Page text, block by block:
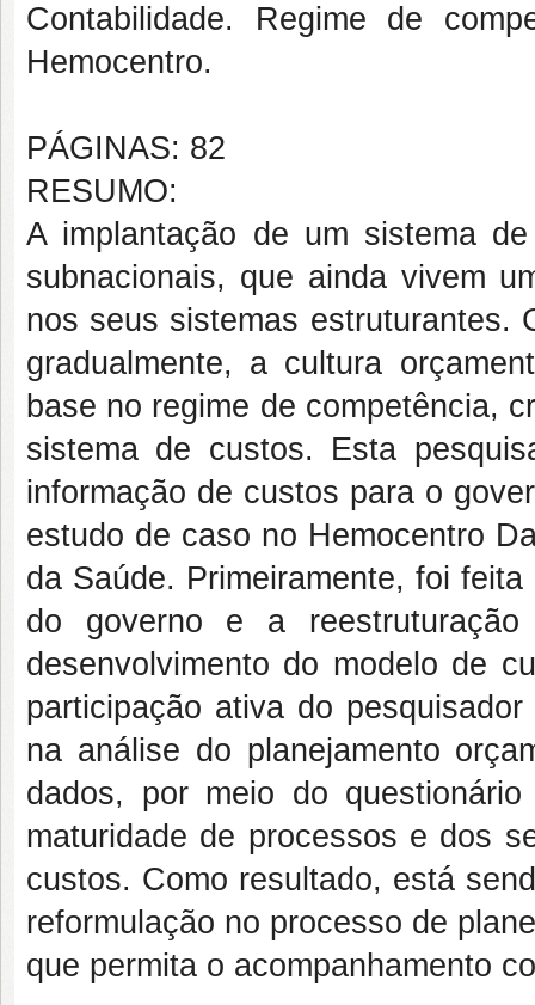
Contabilidade. Regime de
Hemocentro.
PÁGINAS: 82
RESUMO:
A implantação de um sistema
subnacionais, que ainda vivem
nos seus sistemas estruturantes.
gradualmente, a cultura
base no regime de competência,
sistema de custos. Esta
informação de custos para o
estudo de caso no Hemocentro
da Saúde. Primeiramente, foi
do governo e a
desenvolvimento do modelo de
participação ativa do
na análise do planejamento
dados, por meio do
maturidade de processos e dos
custos. Como resultado, está
reformulação no processo de
que permita o acompanhamento